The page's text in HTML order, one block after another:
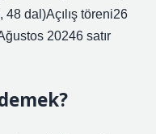
48 dal)Açılış töreni26
20246 satır